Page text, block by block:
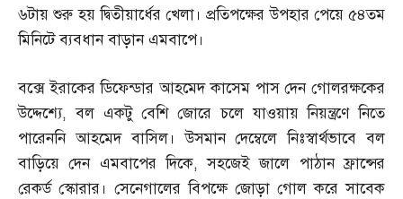
৬টায় শুরু হয় দ্বিতীয়ার্ধের খেলা। প্রতিপক্ষের উপহার পেয়ে ৫৪তম
মিনিটে ব্যবধান বাড়ান এমবাপে।
বক্সে ইরাকের ডিফেন্ডার আহমেদ কাসেম পাস দেন গোলরক্ষকের
উদ্দেশ্যে,বল একটু বেশি জোরে চলে যাওয়ায় নিয়ন্ত্রণে নিতে
পারেননি আহমেদ বাসিল। উসমান দেম্বেলে নিঃস্বার্থভাবে বল
বাড়িয়ে দেন এমবাপের দিকে,সহজেই জালে পাঠান ফ্রান্সের
রেকর্ড স্কোরার। সেনেগালের বিপক্ষে জোড়া গোল করে সাবেক